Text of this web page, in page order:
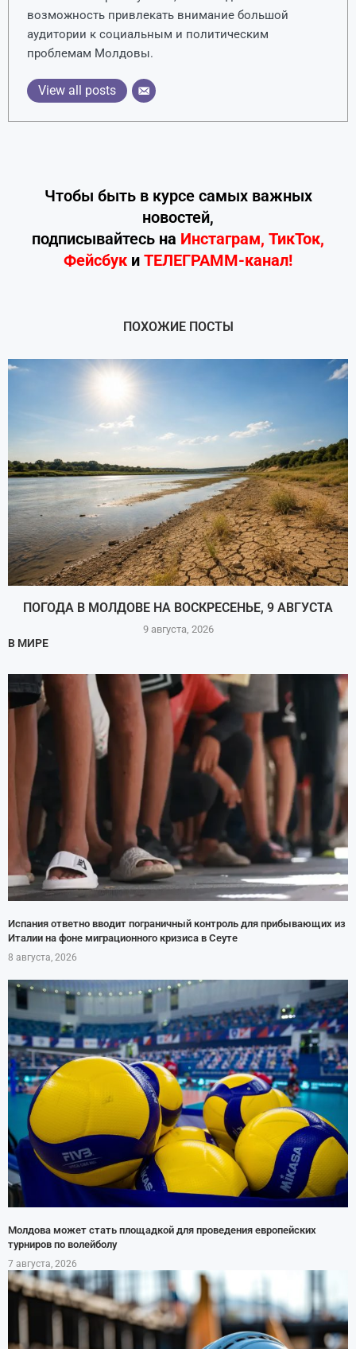
возможность привлекать внимание большой
аудитории к социальным и политическим
проблемам Молдовы.
View all posts
Чтобы быть в курсе самых важных
новостей,
подписывайтесь на Инстаграм, ТикТок,
Фейсбук и ТЕЛЕГРАММ-канал!
ПОХОЖИЕ ПОСТЫ
ПОГОДА В МОЛДОВЕ НА ВОСКРЕСЕНЬЕ, 9 АВГУСТА
9 августа, 2026
В МИРЕ
Испания ответно вводит пограничный контроль для прибывающих из
Италии на фоне миграционного кризиса в Сеуте
8 августа, 2026
Молдова может стать площадкой для проведения европейских
турниров по волейболу
7 августа, 2026